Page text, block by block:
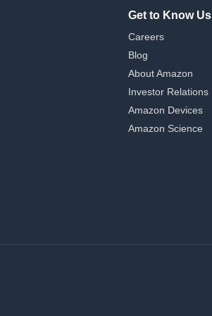
Get to Know Us
Careers
Blog
About Amazon
Investor Relations
Amazon Devices
Amazon Science